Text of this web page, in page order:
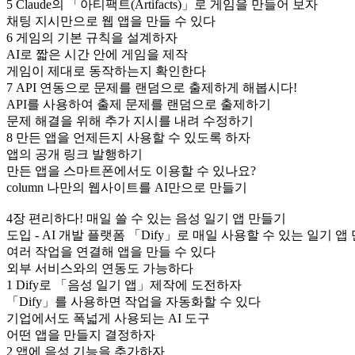
5 Claude의 「아티팩트(Artifacts)」로 게임을 만들어 보자
채팅 지시만으로 웹 앱을 만들 수 있다
6 게임의 기본 규칙을 설계하자
AI로 짧은 시간 안에 게임을 제작
게임이 제대로 동작하는지 확인한다
7 API 연동으로 문제를 랜덤으로 출제하게 해봅시다!
API를 사용하여 출제 문제를 랜덤으로 출제하기
문제 해결을 위해 추가 지시를 내려 수정하기
8 만든 앱을 언제든지 사용할 수 있도록 하자
앱의 공개 링크 발행하기
만든 앱을 스마트폰에서도 이용할 수 있나요?
column 나만의 웹사이트를 AI만으로 만들기
4장 편리하다! 매일 쓸 수 있는 음성 일기 앱 만들기
도입 - AI 개발 플랫폼 「Dify」로 매일 사용할 수 있는 일기 앱
여러 작업을 연결해 앱을 만들 수 있다
외부 서비스와의 연동도 가능하다
1 Dify로 「음성 일기 앱」제작에 도전하자
「Dify」를 사용하면 작업을 자동화할 수 있다
기업에서도 폭넓게 사용되는 AI 도구
어떤 앱을 만들지 결정하자
2 앱에 음성 기능을 추가하자